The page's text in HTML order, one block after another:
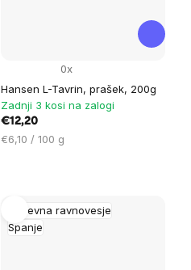
Hansen L-Tavrin, prašek, 200g
0x
Zadnji 3 kosi na zalogi
€12,20
Cena
€6,10 / 100 g
Duševna ravnovesje
Spanje